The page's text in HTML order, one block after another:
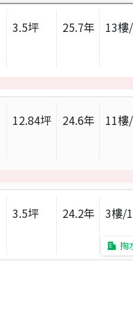
3.5坪 25.7年 13樓/
12.84坪 24.6年 11樓/
3.5坪 24.2年 3樓/
掬